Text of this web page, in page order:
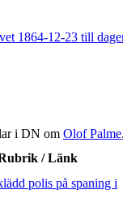
1864-12-23 till
i DN om Olof Palme
/ Länk
polis på spaning i